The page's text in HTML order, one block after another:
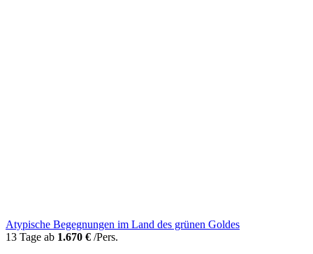
Atypische Begegnungen im Land des grünen Goldes
13 Tage ab 1.670 € /Pers.